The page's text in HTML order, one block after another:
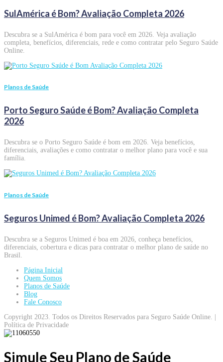
SulAmérica é Bom? Avaliação Completa 2026
Descubra se a SulAmérica é bom para você em 2026. Veja avaliação
completa, benefícios, diferenciais, rede e como contratar pelo Seguro Saúde
Online.
Planos de Saúde
Porto Seguro Saúde é Bom? Avaliação Completa
2026
Descubra se o Porto Seguro Saúde é bom em 2026. Veja benefícios,
diferenciais, avaliações e como contratar o melhor plano para você e sua
família.
Planos de Saúde
Seguros Unimed é Bom? Avaliação Completa 2026
Descubra se a Seguros Unimed é boa em 2026, conheça benefícios,
diferenciais, cobertura e dicas para contratar o melhor plano de saúde no
Brasil.
Página Inicial
Quem Somos
Planos de Saúde
Blog
Fale Conosco
Copyright 2023. Todos os Direitos Reservados para Seguro Saúde Online. |
Política de Privacidade
Simule Seu Plano de Saúde